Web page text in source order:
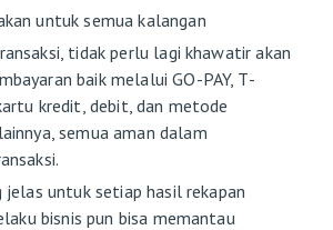
untuk semua kalangan
tidak perlu lagi khawatir akan
baik melalui GO-PAY, T-
kredit, debit, dan metode
semua aman dalam
untuk setiap hasil rekapan
bisnis pun bisa memantau